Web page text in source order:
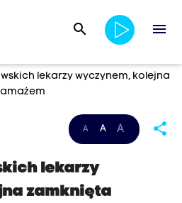
search menu
lekarzy wyczynem, kolejna
A A A share
lekarzy
zamknięta